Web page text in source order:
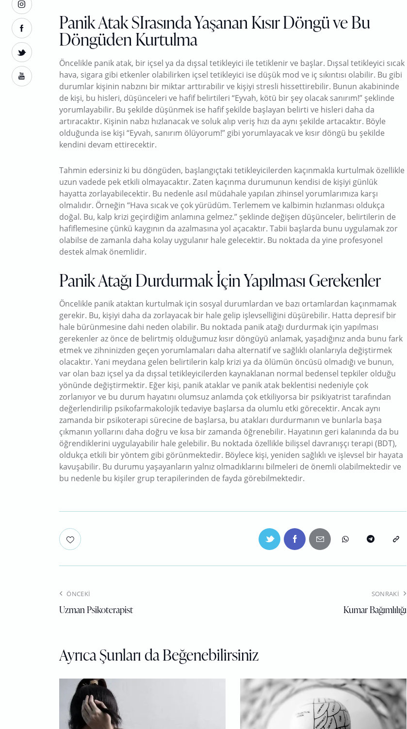
Panik Atak SIrasında Yaşanan Kısır Döngü ve Bu
Döngüden Kurtulma
Öncelikle panik atak, bir içsel ya da dışsal tetikleyici ile tetiklenir ve başlar. Dışsal tetikleyici sıcak
hava, sigara gibi etkenler olabilirken içsel tetikleyici ise düşük mod ve iç sıkıntısı olabilir. Bu gibi
durumlar kişinin nabzını bir miktar arttırabilir ve kişiyi stresli hissettirebilir. Bunun akabininde
de kişi, bu hisleri, düşünceleri ve hafif belirtileri “Eyvah, kötü bir şey olacak sanırım!” şeklinde
yorumlayabilir. Bu şekilde düşünmek ise hafif şekilde başlayan belirti ve hisleri daha da
artıracaktır. Kişinin nabzı hızlanacak ve soluk alıp veriş hızı da aynı şekilde artacaktır. Böyle
olduğunda ise kişi “Eyvah, sanırım ölüyorum!” gibi yorumlayacak ve kısır döngü bu şekilde
kendini devam ettirecektir.
Tahmin edersiniz ki bu döngüden, başlangıçtaki tetikleyicilerden kaçınmakla kurtulmak özellikle
uzun vadede pek etkili olmayacaktır. Zaten kaçınma durumunun kendisi de kişiyi günlük
hayatta zorlayabilecektir. Bu nedenle asıl müdahale yapılan zihinsel yorumlarımıza karşı
olmalıdır. Örneğin “Hava sıcak ve çok yürüdüm. Terlemem ve kalbimin hızlanması oldukça
doğal. Bu, kalp krizi geçirdiğim anlamına gelmez.” şeklinde değişen düşünceler, belirtilerin de
hafiflemesine çünkü kaygının da azalmasına yol açacaktır. Tabii başlarda bunu uygulamak zor
olabilse de zamanla daha kolay uygulanır hale gelecektir. Bu noktada da yine profesyonel
destek almak önemlidir.
Panik Atağı Durdurmak İçin Yapılması Gerekenler
Öncelikle panik ataktan kurtulmak için sosyal durumlardan ve bazı ortamlardan kaçınmamak
gerekir. Bu, kişiyi daha da zorlayacak bir hale gelip işlevselliğini düşürebilir. Hatta depresif bir
hale bürünmesine dahi neden olabilir. Bu noktada panik atağı durdurmak için yapılması
gerekenler az önce de belirtmiş olduğumuz kısır döngüyü anlamak, yaşadığınız anda bunu fark
etmek ve zihninizden geçen yorumlamaları daha alternatif ve sağlıklı olanlarıyla değiştirmek
olacaktır. Yani meydana gelen belirtilerin kalp krizi ya da ölümün öncüsü olmadığı ve bunun,
var olan bazı içsel ya da dışsal tetikleyicilerden kaynaklanan normal bedensel tepkiler olduğu
yönünde değiştirmektir. Eğer kişi, panik ataklar ve panik atak beklentisi nedeniyle çok
zorlanıyor ve bu durum hayatını olumsuz anlamda çok etkiliyorsa bir psikiyatrist tarafından
değerlendirilip psikofarmakolojik tedaviye başlarsa da olumlu etki görecektir. Ancak aynı
zamanda bir psikoterapi sürecine de başlarsa, bu atakları durdurmanın ve bunlarla başa
çıkmanın yollarını daha doğru ve kısa bir zamanda öğrenebilir. Hayatının geri kalanında da bu
öğrendiklerini uygulayabilir hale gelebilir. Bu noktada özellikle bilişsel davranışçı terapi (BDT),
oldukça etkili bir yöntem gibi görünmektedir. Böylece kişi, yeniden sağlıklı ve işlevsel bir hayata
kavuşabilir. Bu durumu yaşayanların yalnız olmadıklarını bilmeleri de önemli olabilmektedir ve
bu nedenle bu kişiler grup terapilerinden de fayda görebilmektedir.
ÖNCEKI
Uzman Psikoterapist
SONRAKI
Kumar Bağımlılığı
Ayrıca Şunları da Beğenebilirsiniz